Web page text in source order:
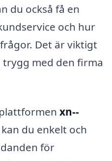
du också få en
och hur
Det är viktigt
med den firma
xn--
kan du enkelt och
för